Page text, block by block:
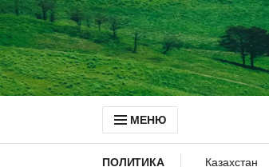
МЕНЮ
ПОЛИТИКА Казахстан